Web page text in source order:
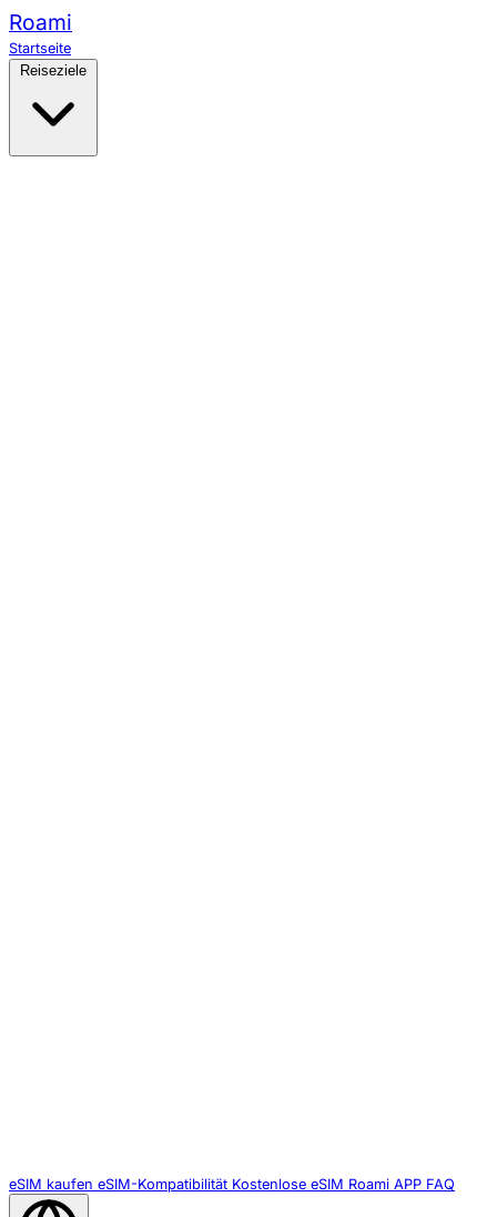
Roami
Startseite
Reiseziele
eSIM kaufen eSIM-Kompatibilität Kostenlose eSIM Roami APP FAQ